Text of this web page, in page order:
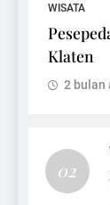
WISATA
Klaten
2 bulan
02